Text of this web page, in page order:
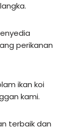
perikanan
ikan koi
kami.
terbaik dan